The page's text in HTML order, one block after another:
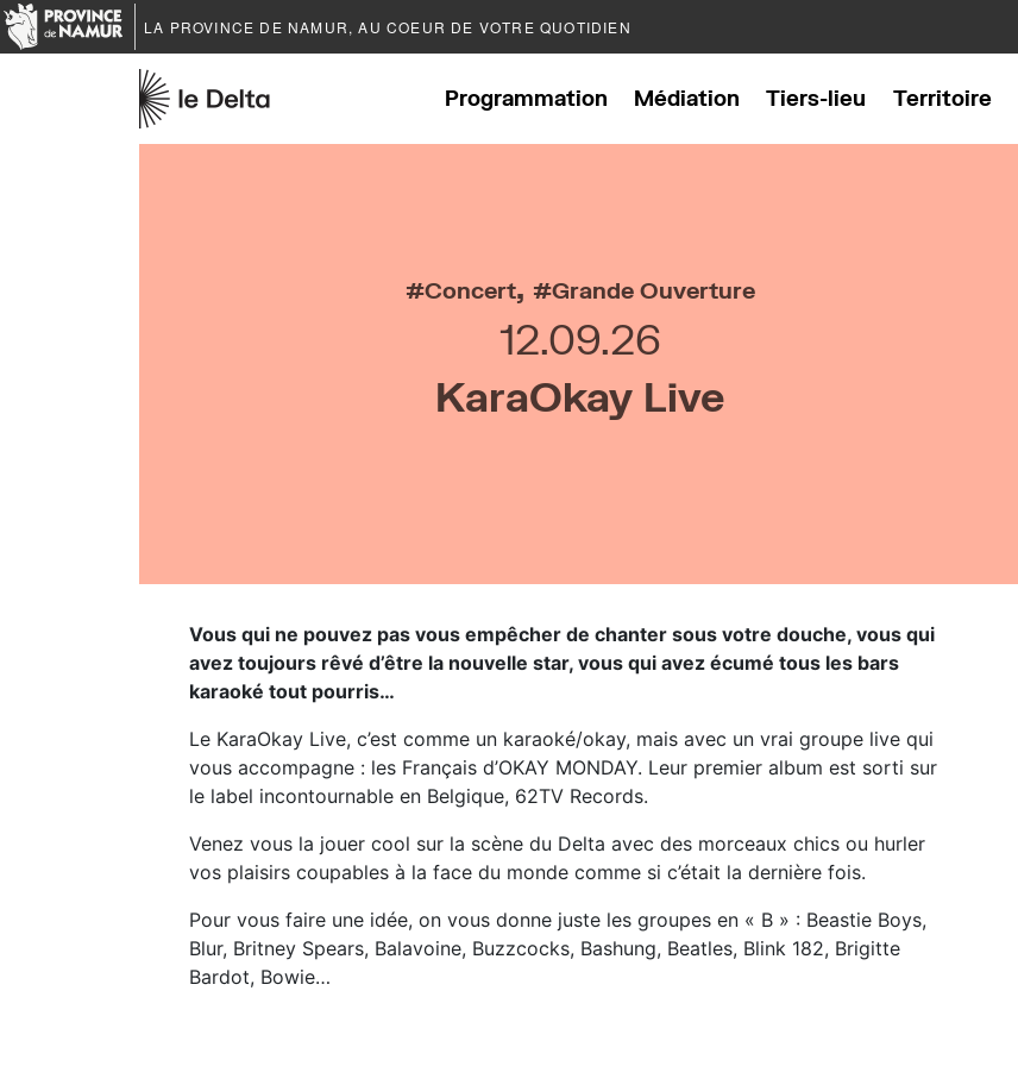
LA PROVINCE DE NAMUR, AU COEUR DE VOTRE QUOTIDIEN
Programmation Médiation Tiers-lieu Territoire
Concert, Grande Ouverture
12.09.26
KaraOkay Live
Vous qui ne pouvez pas vous empêcher de chanter sous votre douche, vous qui
avez toujours rêvé d’être la nouvelle star, vous qui avez écumé tous les bars
karaoké tout pourris…
Le KaraOkay Live, c’est comme un karaoké/okay, mais avec un vrai groupe live qui
vous accompagne : les Français d’OKAY MONDAY. Leur premier album est sorti sur
le label incontournable en Belgique, 62TV Records.
Venez vous la jouer cool sur la scène du Delta avec des morceaux chics ou hurler
vos plaisirs coupables à la face du monde comme si c’était la dernière fois.
Pour vous faire une idée, on vous donne juste les groupes en « B » : Beastie Boys,
Blur, Britney Spears, Balavoine, Buzzcocks, Bashung, Beatles, Blink 182, Brigitte
Bardot, Bowie…